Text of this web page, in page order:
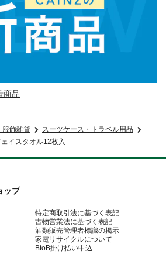
商品
服飾雑貨
スーツケース・トラベル用品
イスタオル12枚入
ップ
特定商取引法に基づく表記
古物営業法に基づく表記
酒類販売管理者標識の掲示
家電リサイクルについて
BtoB掛け払い申込